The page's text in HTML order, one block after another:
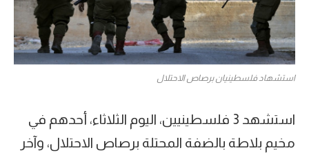
استشهاد فلسطينيان برصاص الاحتلال
استشهد 3 فلسطينيين، اليوم الثلاثاء، أحدهم في
مخيم بلاطة بالضفة المحتلة برصاص الاحتلال، وآخر